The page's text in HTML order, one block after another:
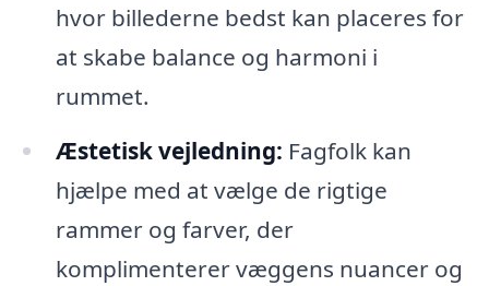
hvor billederne bedst kan placeres for
at skabe balance og harmoni i
rummet.
Æstetisk vejledning: Fagfolk kan
hjælpe med at vælge de rigtige
rammer og farver, der
komplimenterer væggens nuancer og